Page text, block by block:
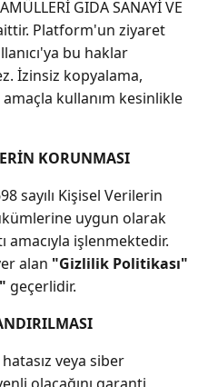
GIDA SANAYİ VE
aittir. Platform'un ziyaret
bu haklar
İzinsiz kopyalama,
kullanım kesinlikle
KORUNMASI
sayılı Kişisel Verilerin
uygun olarak
amacıyla işlenmektedir.
alan "Gizlilik Politikası"
geçerlidir.
veya siber